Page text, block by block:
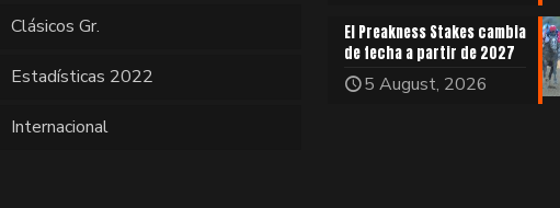
Clásicos Gr.
Estadísticas 2022
Internacional
El Preakness Stakes cambia
de fecha a partir de 2027
5 August, 2026